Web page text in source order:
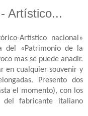
Artístico...
Artístico nacional»
del «Patrimonio de la
mas se puede añadir.
en cualquier souvenir y
Presento dos
el momento), con los
fabricante italiano